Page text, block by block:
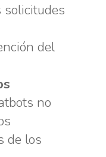
del
no
de los